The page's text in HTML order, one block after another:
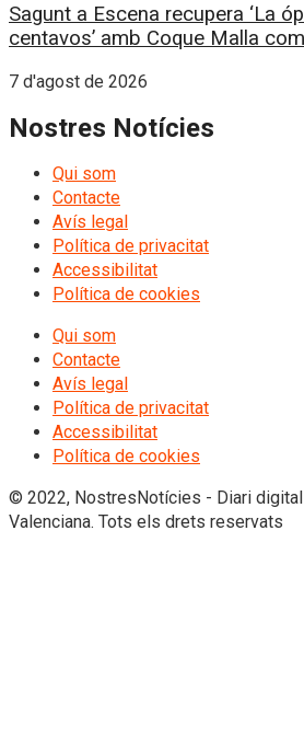
Sagunt a Escena recupera ‘La
centavos’ amb Coque Malla
7 d'agost de 2026
Nostres Notícies
Qui som
Contacte
Avís legal
Política de privacitat
Accessibilitat
Política de cookies
Qui som
Contacte
Avís legal
Política de privacitat
Accessibilitat
Política de cookies
© 2022, NostresNotícies - Diari digital
Valenciana. Tots els drets reservats